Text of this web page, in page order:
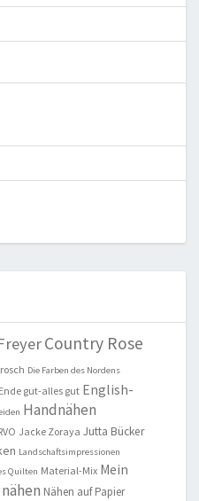
Country Rose
Die Farben des Nordens
Ende gut-alles gut English-
Handnähen
Jacke Zoraya Jutta Bücker
Landschaftsimpressionen
Quilten Material-Mix Mein
nähen Nähen auf Papier